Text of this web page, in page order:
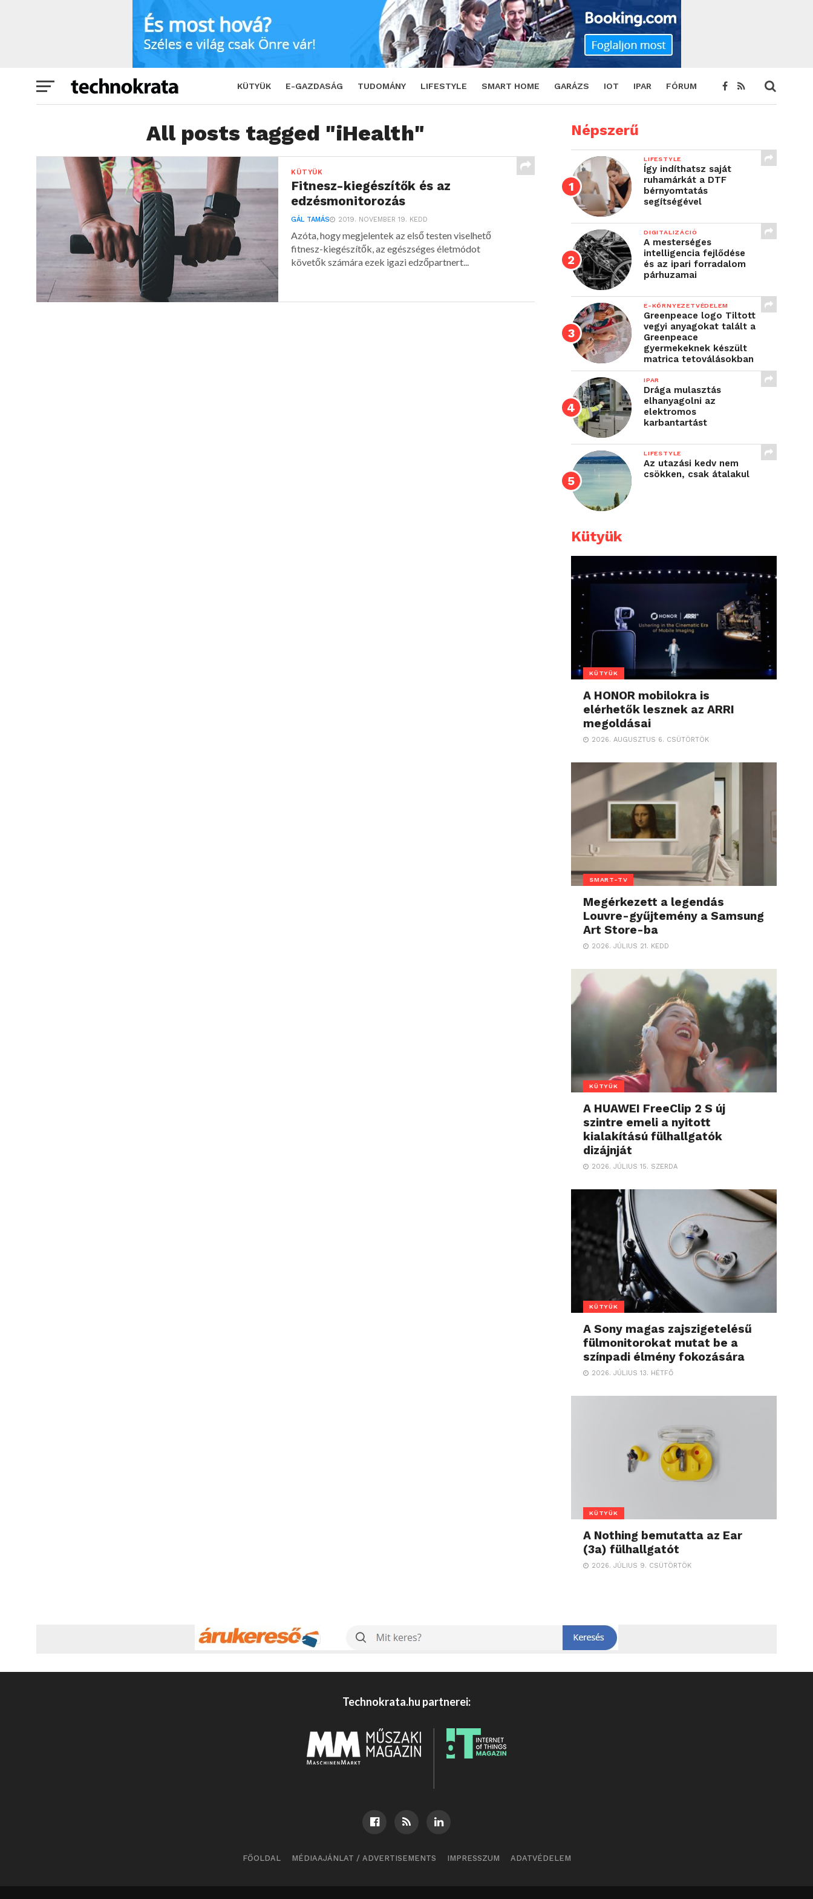
KÜTYÜK E-GAZDASÁG TUDOMÁNY LIFESTYLE SMART HOME GARÁZS IOT IPAR FÓRUM
All posts tagged "iHealth"
KÜTYÜK
Fitnesz-kiegészítők és az
edzésmonitorozás
GÁL TAMÁS 2019. NOVEMBER 19. KEDD
Azóta, hogy megjelentek az első testen viselhető
fitnesz-kiegészítők, az egészséges életmódot
követők számára ezek igazi edzőpartnert...
Népszerű
LIFESTYLE
Így indíthatsz saját
ruhamárkát a DTF
bérnyomtatás
segítségével
DIGITALIZÁCIÓ
A mesterséges
intelligencia fejlődése
és az ipari forradalom
párhuzamai
E-KÖRNYEZETVÉDELEM
Greenpeace logo Tiltott
vegyi anyagokat talált a
Greenpeace
gyermekeknek készült
matrica tetoválásokban
IPAR
Drága mulasztás
elhanyagolni az
elektromos
karbantartást
LIFESTYLE
Az utazási kedv nem
csökken, csak átalakul
Kütyük
KÜTYÜK
A HONOR mobilokra is
elérhetők lesznek az ARRI
megoldásai
2026. AUGUSZTUS 6. CSÜTÖRTÖK
SMART-TV
Megérkezett a legendás
Louvre-gyűjtemény a Samsung
Art Store-ba
2026. JÚLIUS 21. KEDD
KÜTYÜK
A HUAWEI FreeClip 2 S új
szintre emeli a nyitott
kialakítású fülhallgatók
dizájnját
2026. JÚLIUS 15. SZERDA
KÜTYÜK
A Sony magas zajszigetelésű
fülmonitorokat mutat be a
színpadi élmény fokozására
2026. JÚLIUS 13. HÉTFŐ
KÜTYÜK
A Nothing bemutatta az Ear
(3a) fülhallgatót
2026. JÚLIUS 9. CSÜTÖRTÖK
Technokrata.hu partnerei:
FŐOLDAL MÉDIAAJÁNLAT / ADVERTISEMENTS IMPRESSZUM ADATVÉDELEM